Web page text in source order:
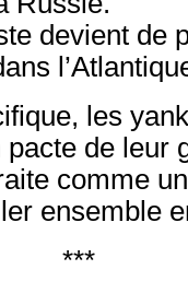
devient de
les
de leur
comme
ensemble
***